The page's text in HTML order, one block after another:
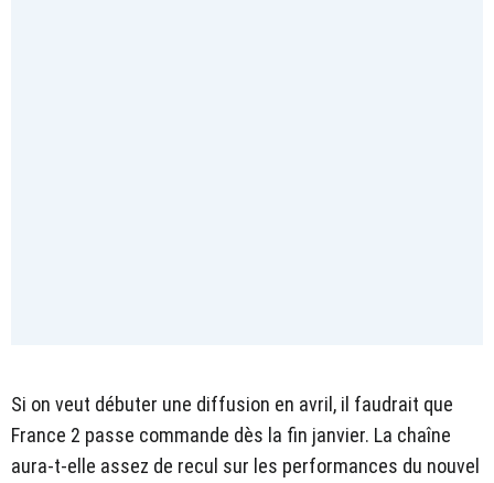
Si on veut débuter une diffusion en avril, il faudrait que
France 2 passe commande dès la fin janvier. La chaîne
aura-t-elle assez de recul sur les performances du nouvel